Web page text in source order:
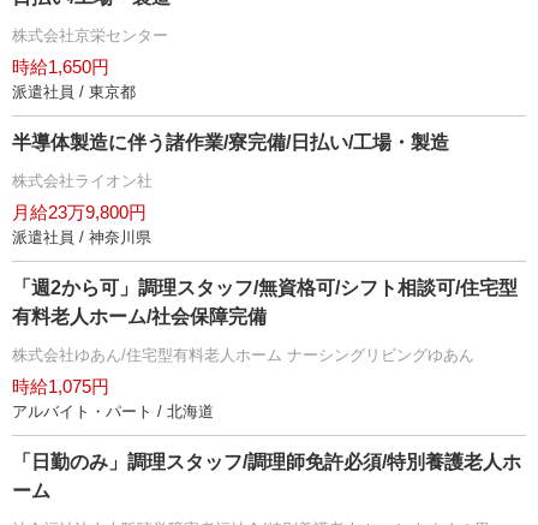
株式会社京栄センター
時給1,650円
派遣社員 / 東京都
半導体製造に伴う諸作業/寮完備/日払い/工場・製造
株式会社ライオン社
月給23万9,800円
派遣社員 / 神奈川県
「週2から可」調理スタッフ/無資格可/シフト相談可/住宅型
有料老人ホーム/社会保障完備
株式会社ゆあん/住宅型有料老人ホーム ナーシングリビングゆあん
時給1,075円
アルバイト・パート / 北海道
「日勤のみ」調理スタッフ/調理師免許必須/特別養護老人ホ
ーム